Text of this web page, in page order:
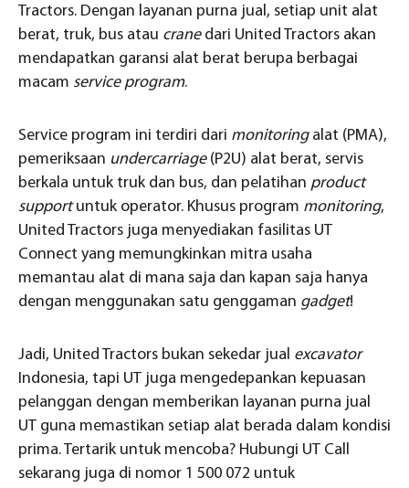
Tractors. Dengan layanan purna jual, setiap unit alat
berat, truk, bus atau cranedari United Tractors akan
mendapatkan garansi alat berat berupa berbagai
macam service program.
Service program ini terdiri dari monitoringalat (PMA),
pemeriksaan undercarriage(P2U) alat berat, servis
berkala untuk truk dan bus, dan pelatihan product
supportuntuk operator. Khusus program monitoring,
United Tractors juga menyediakan fasilitas UT
Connect yang memungkinkan mitra usaha
memantau alat di mana saja dan kapan saja hanya
dengan menggunakan satu genggaman gadget!
Jadi, United Tractors bukan sekedar jual excavator
Indonesia, tapi UT juga mengedepankan kepuasan
pelanggan dengan memberikan layanan purna jual
UT guna memastikan setiap alat berada dalam kondisi
prima. Tertarik untuk mencoba? Hubungi UT Call
sekarang juga di nomor 1 500 072 untuk